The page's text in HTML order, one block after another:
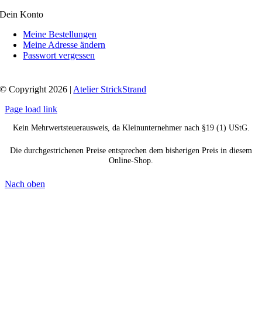
Dein Konto
Meine Bestellungen
Meine Adresse ändern
Passwort vergessen
© Copyright 2026 | Atelier StrickStrand
Page load link
Kein Mehrwertsteuerausweis, da Kleinunternehmer nach §19 (1) UStG.
Die durchgestrichenen Preise entsprechen dem bisherigen Preis in diesem
Online-Shop.
Nach oben